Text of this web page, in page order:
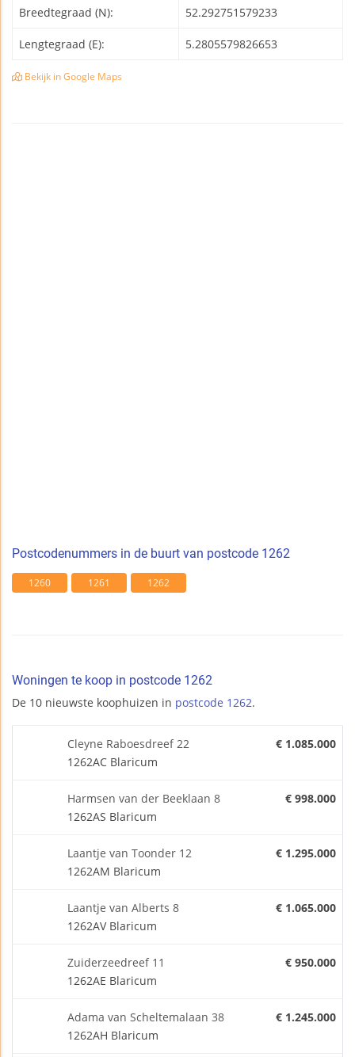
Breedtegraad (N): 52.292751579233
Lengtegraad (E): 5.2805579826653
Bekijk in Google Maps
Postcodenummers in de buurt van postcode 1262
1260 1261 1262
Woningen te koop in postcode 1262
De 10 nieuwste koophuizen in postcode 1262.
Cleyne Raboesdreef 22
1262AC Blaricum
€ 1.085.000
Harmsen van der Beeklaan 8
1262AS Blaricum
€ 998.000
Laantje van Toonder 12
1262AM Blaricum
€ 1.295.000
Laantje van Alberts 8
1262AV Blaricum
€ 1.065.000
Zuiderzeedreef 11
1262AE Blaricum
€ 950.000
Adama van Scheltemalaan 38
1262AH Blaricum
€ 1.245.000